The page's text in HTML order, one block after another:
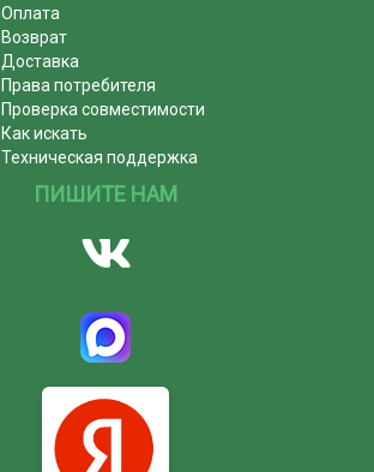
Оплата
Возврат
Доставка
Права потребителя
Проверка совместимости
Как искать
Техническая поддержка
ПИШИТЕ НАМ